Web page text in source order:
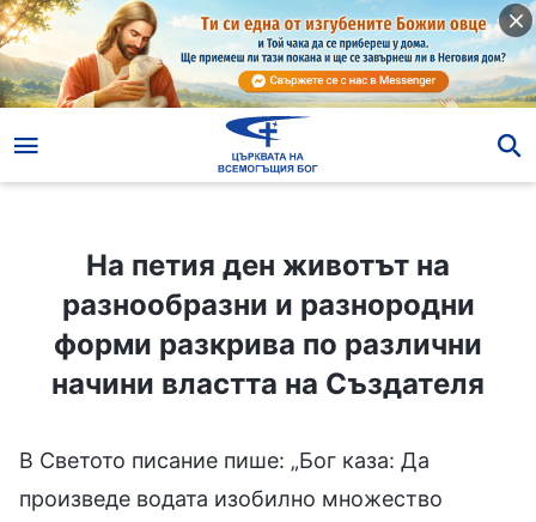
На петия ден животът на
разнообразни и разнородни
форми разкрива по различни
начини властта на Създателя
В Светото писание пише: „Бог каза: Да
произведе водата изобилно множество